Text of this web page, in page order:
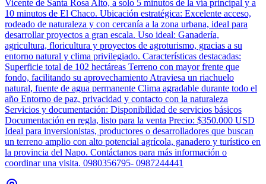
Vicente de Santa Rosa Alto, a solo 5 minutos de la vía principal y a
10 minutos de El Chaco. Ubicación estratégica: Excelente acceso,
rodeado de naturaleza y con cercanía a la zona urbana, ideal para
desarrollar proyectos a gran escala. Uso ideal: Ganadería,
agricultura, floricultura y proyectos de agroturismo, gracias a su
entorno natural y clima privilegiado. Características destacadas:
Superficie total de 102 hectáreas Terreno con mayor frente que
fondo, facilitando su aprovechamiento Atraviesa un riachuelo
natural, fuente de agua permanente Clima agradable durante todo el
año Entorno de paz, privacidad y contacto con la naturaleza
Servicios y documentación: Disponibilidad de servicios básicos
Documentación en regla, listo para la venta Precio: $350.000 USD
Ideal para inversionistas, productores o desarrolladores que buscan
un terreno amplio con alto potencial agrícola, ganadero y turístico en
la provincia del Napo. Contáctanos para más información o
coordinar una visita. 0980356795- 0987244441